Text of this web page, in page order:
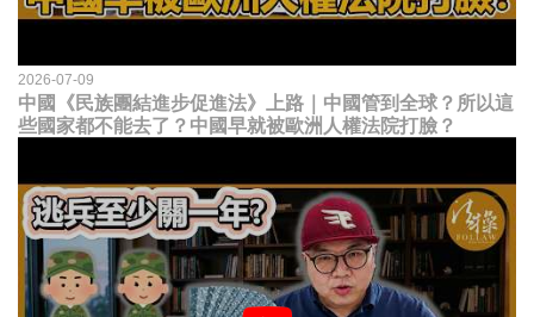
2026-07-09
中國《民族團結進步促進法》上路｜中國管到全球？所以這
些國家都不能去了？中國早就被歐洲人權法院打臉？